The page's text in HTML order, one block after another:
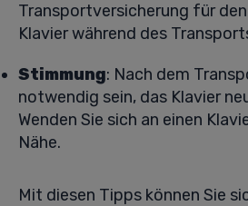
Transportversicherung für
Klavier während des
Stimmung: Nach dem
notwendig sein, das Klavier
Wenden Sie sich an einen
Nähe.
Mit diesen Tipps können Sie